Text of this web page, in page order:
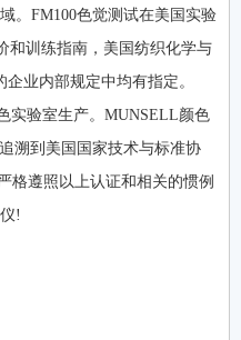
。FM100色觉测试在美国实验
和训练指南，美国纺织化学与
业内部规定中均有指定。
实验室生产。MUNSELL颜色
溯到美国国家技术与标准协
格遵照以上认证和相关的惯例
!